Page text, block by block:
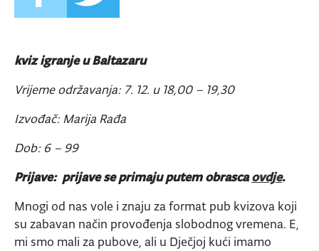
kviz igranje u Baltazaru
Vrijeme održavanja: 7. 12. u 18,00 – 19,30
Izvođač: Marija Rađa
Dob: 6 – 99
Prijave: prijave se primaju putem obrascaovdje.
Mnogi od nas vole i znaju za format pub kvizova koji
su zabavan način provođenja slobodnog vremena. E,
mi smo mali za pubove, ali u Dječjoj kući imamo